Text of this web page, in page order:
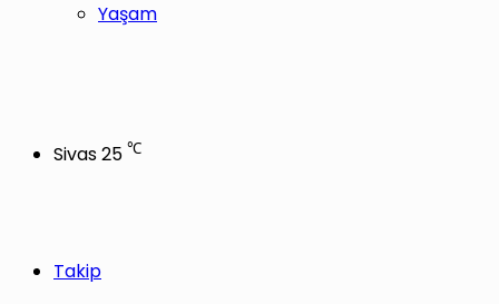
Yaşam
Sivas25 ℃
Takip